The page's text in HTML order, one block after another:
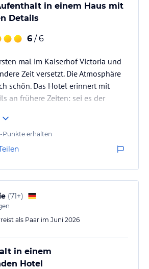
in einem Haus mit
Details
6 / 6
mal im Kaiserhof Victoria und
Zeit versetzt. Die Atmosphäre
schön. Das Hotel erinnert mit
an frühere Zeiten: sei es der
Treppe sowie all die
Das Personal war zu jeder Zeit
Die Speisen sehr
sehr sauber und
Punkte erhalten
(71+)
als Paar im Juni 2026
in einem
Hotel